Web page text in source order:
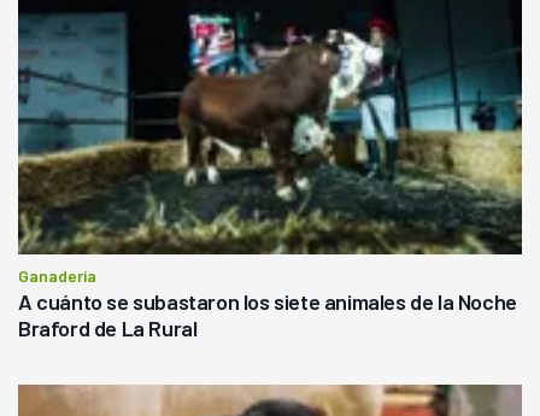
Ganadería
A cuánto se subastaron los siete animales de la Noche
Braford de La Rural